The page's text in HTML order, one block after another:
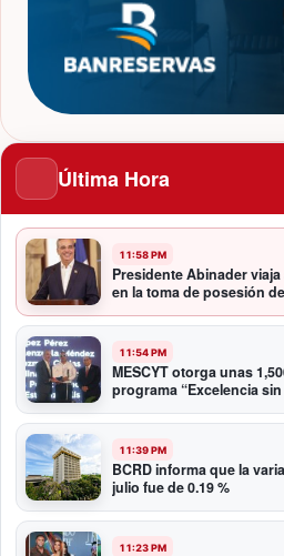
Última Hora
11:58 PM
Presidente Abinader
en la toma de posesión
11:54 PM
MESCYT otorga unas
programa “Excelencia
11:39 PM
BCRD informa que la
julio fue de 0.19 %
11:23 PM